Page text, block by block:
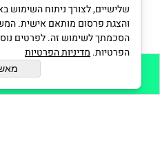
הוסף
שלישיים, לצורך ניתוח השימוש
והצגת פרסום מותאם אישית.
הסכמתך לשימוש זה. לפרטים
הפרטיות. מדיניות הפרטיות